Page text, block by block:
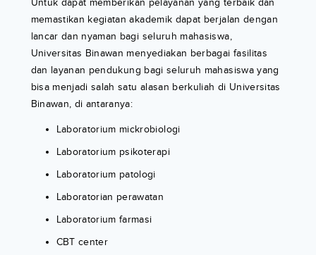
Untuk dapat memberikan pelayanan yang terbaik dan
memastikan kegiatan akademik dapat berjalan dengan
lancar dan nyaman bagi seluruh mahasiswa,
Universitas Binawan menyediakan berbagai fasilitas
dan layanan pendukung bagi seluruh mahasiswa yang
bisa menjadi salah satu alasan berkuliah di Universitas
Binawan, di antaranya:
Laboratorium mickrobiologi
Laboratorium psikoterapi
Laboratorium patologi
Laboratorian perawatan
Laboratorium farmasi
CBT center